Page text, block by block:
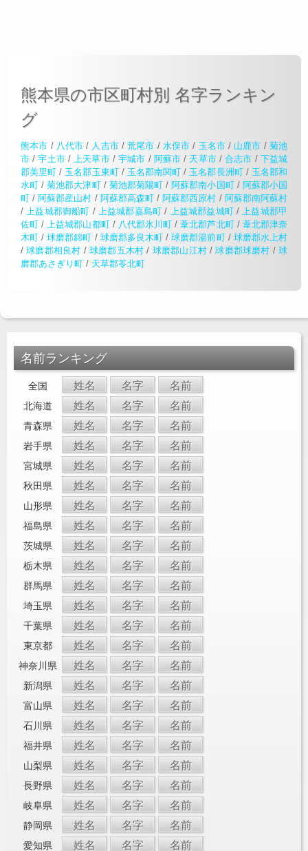
熊本県の市区町村別 名字ランキン
グ
熊本市 / 八代市 / 人吉市/荒尾市 / 水俣市 / 玉名市/ 山鹿市 / 菊池
市 /宇土市/ 上天草市/ 宇城市 / 阿蘇市 / 天草市/合志市 / 下益城
郡美里町 / 玉名郡玉東町/ 玉名郡南関町 / 玉名郡長洲町/ 玉名郡和
水町 /菊池郡大津町/ 菊池郡菊陽町 /阿蘇郡南小国町/ 阿蘇郡小国
町 /阿蘇郡産山村 / 阿蘇郡高森町 /阿蘇郡西原村 / 阿蘇郡南阿蘇村
/
上益城郡御船町 / 上益城郡嘉島町 / 上益城郡益城町/
上益城郡甲
佐町 / 上益城郡山都町/ 八代郡氷川町 /葦北郡芦北町/ 葦北郡津奈
木町 /球磨郡錦町 / 球磨郡多良木町 /球磨郡湯前町/ 球磨郡水上村
/球磨郡相良村 / 球磨郡五木村 / 球磨郡山江村/球磨郡球磨村 /球
磨郡あさぎり町 / 天草郡苓北町
名前ランキング
全国 姓名 名字 名前
北海道 姓名 名字 名前
青森県 姓名 名字 名前
岩手県 姓名 名字 名前
宮城県 姓名 名字 名前
秋田県 姓名 名字 名前
山形県 姓名 名字 名前
福島県 姓名 名字 名前
茨城県 姓名 名字 名前
栃木県 姓名 名字 名前
群馬県 姓名 名字 名前
埼玉県 姓名 名字 名前
千葉県 姓名 名字 名前
東京都 姓名 名字 名前
神奈川県 姓名 名字 名前
新潟県 姓名 名字 名前
富山県 姓名 名字 名前
石川県 姓名 名字 名前
福井県 姓名 名字 名前
山梨県 姓名 名字 名前
長野県 姓名 名字 名前
岐阜県 姓名 名字 名前
静岡県 姓名 名字 名前
愛知県 姓名 名字 名前